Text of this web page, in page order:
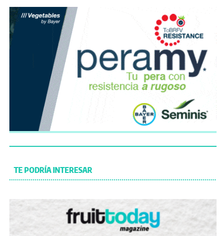
TE PODRÍA INTERESAR